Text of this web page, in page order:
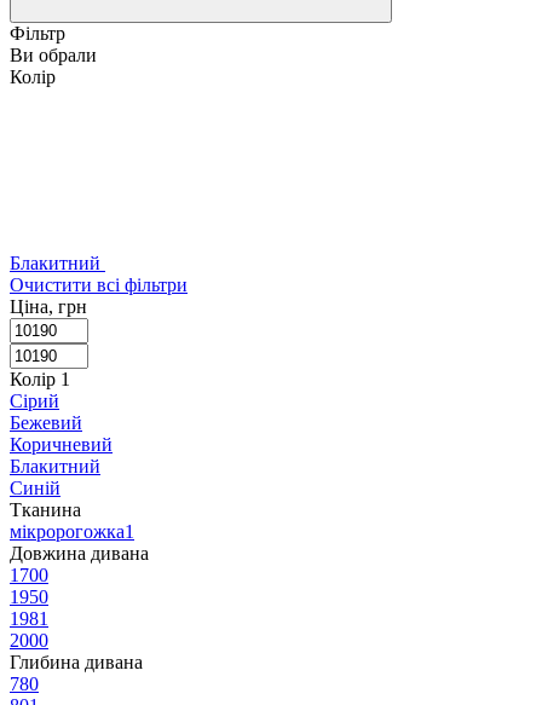
Фільтр
Ви обрали
Колір
Блакитний
Очистити всі фільтри
Ціна, грн
Колір 1
Сірий
Бежевий
Коричневий
Блакитний
Синій
Тканина
мікророгожка1
Довжина дивана
1700
1950
1981
2000
Глибина дивана
780